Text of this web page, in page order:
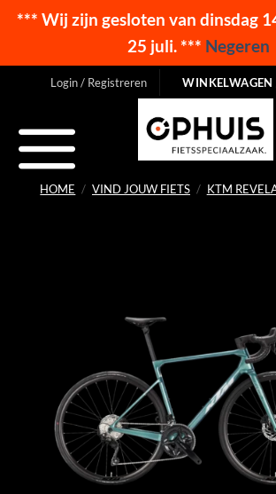
*** Wij zijn gesloten van dinsdag
25 juli. *** Negeren
Login / Registreren WINKELWAGEN
HOME / VIND JOUW FIETS / KTM